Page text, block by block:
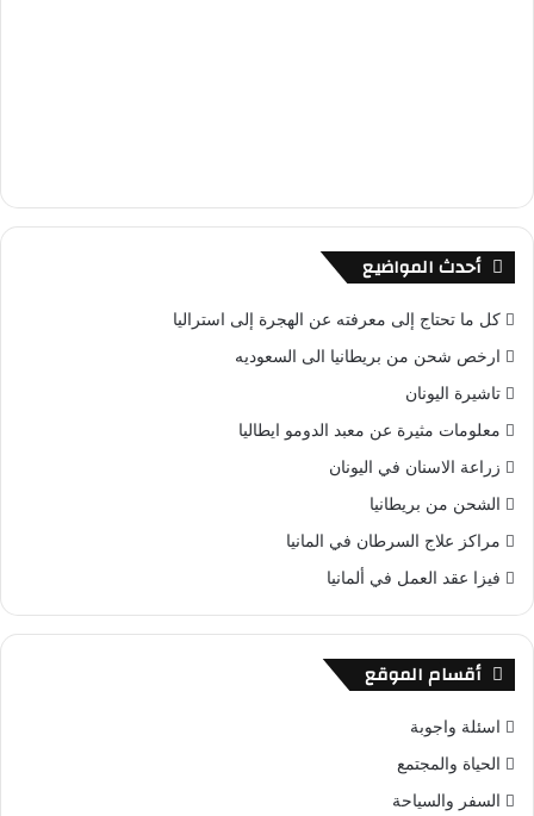
أحدث المواضيع
كل ما تحتاج إلى معرفته عن الهجرة إلى استراليا
ارخص شحن من بريطانيا الى السعوديه
تاشيرة اليونان
معلومات مثيرة عن معبد الدومو ايطاليا
زراعة الاسنان في اليونان
الشحن من بريطانيا
مراكز علاج السرطان في المانيا
فيزا عقد العمل في ألمانيا
أقسام الموقع
اسئلة واجوبة
الحياة والمجتمع
السفر والسياحة